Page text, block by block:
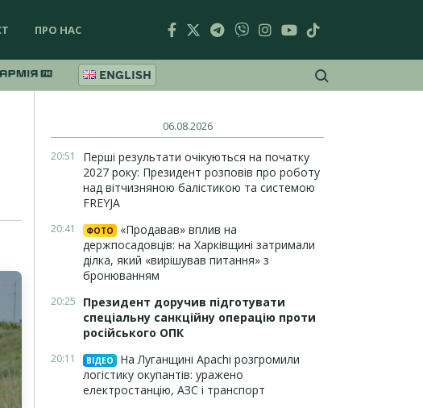
ПРО НАС
ENGLISH
06.08.2026
20:51
Перші результати очікуються на початку
2027 року: Президент розповів про роботу
над вітчизняною балістикою та системою
FREYJA
20:41 ФОТО
«Продавав» вплив на
держпосадовців: на Харківщині затримали
ділка, який «вирішував питання» з
бронюванням
20:25
Президент доручив підготувати
спеціальну санкційну операцію проти
російського ОПК
20:11 ВІДЕО
На Луганщині Apachi розгромили
логістику окупантів: уражено
електростанцію, АЗС і транспорт